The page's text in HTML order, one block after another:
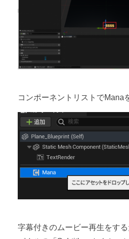
コンポーネントリストでMana
字幕付きのムービー再生をす